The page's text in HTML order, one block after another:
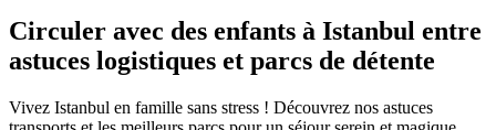
Circuler avec des enfants à Istanbul entre
astuces logistiques et parcs de détente
Vivez Istanbul en famille sans stress ! Découvrez nos astuces